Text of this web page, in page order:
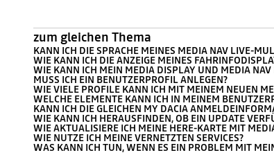
zum gleichen Thema
KANN ICH DIE SPRACHE MEINES MEDIA NAV LIVE-
WIE KANN ICH DIE ANZEIGE MEINES
WIE KANN ICH MEIN MEDIA DISPLAY UND MEDIA NAV
MUSS ICH EIN BENUTZERPROFIL ANLEGEN?
WIE VIELE PROFILE KANN ICH MIT MEINEM NEUEN
WELCHE ELEMENTE KANN ICH IN MEINEM
KANN ICH DIE GLEICHEN MY DACIA
WIE KANN ICH HERAUSFINDEN, OB EIN UPDATE
WIE AKTUALISIERE ICH MEINE HERE-KARTE MIT
WIE NUTZE ICH MEINE VERNETZTEN SERVICES?
WAS KANN ICH TUN, WENN ES EIN PROBLEM MIT